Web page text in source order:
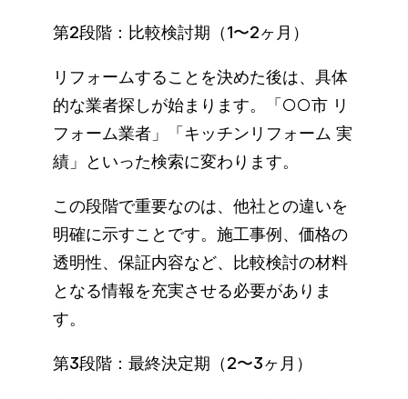
第2段階：比較検討期（1〜2ヶ月）
リフォームすることを決めた後は、具体
的な業者探しが始まります。「○○市 リ
フォーム業者」「キッチンリフォーム 実
績」といった検索に変わります。
この段階で重要なのは、他社との違いを
明確に示すことです。施工事例、価格の
透明性、保証内容など、比較検討の材料
となる情報を充実させる必要がありま
す。
第3段階：最終決定期（2〜3ヶ月）